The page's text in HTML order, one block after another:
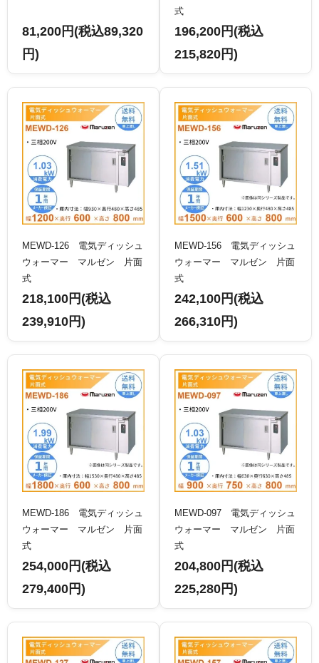
81,200円(税込89,320
円)
式
196,200円(税込
215,820円)
MEWD-126 電気ディッシュ
ウォーマー マルゼン 片面
式
218,100円(税込
239,910円)
MEWD-156 電気ディッシュ
ウォーマー マルゼン 片面
式
242,100円(税込
266,310円)
MEWD-186 電気ディッシュ
ウォーマー マルゼン 片面
式
254,000円(税込
279,400円)
MEWD-097 電気ディッシュ
ウォーマー マルゼン 片面
式
204,800円(税込
225,280円)